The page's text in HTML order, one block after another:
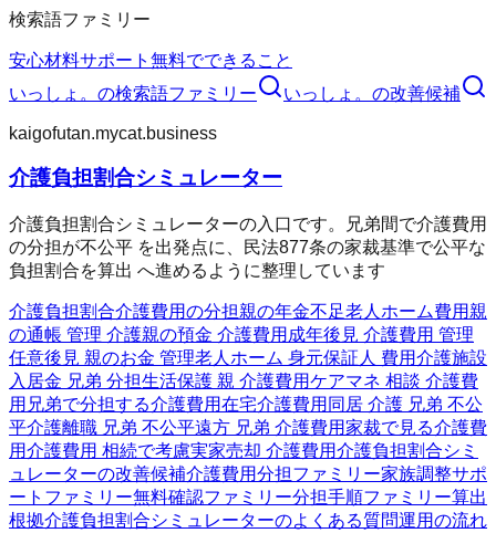
検索語ファミリー
安心材料サポート 無料でできること
いっしょ。 の検索語ファミリー いっしょ。 の改善候補
kaigofutan.mycat.business
介護負担割合シミュレーター
介護負担割合シミュレーターの入口です。兄弟間で介護費用
の分担が不公平 を出発点に、民法877条の家裁基準で公平な
負担割合を算出 へ進めるように整理しています
介護負担割合介護費用の分担親の年金不足老人ホーム費用 親
の通帳 管理 介護親の預金 介護費用 成年後見 介護費用 管理
任意後見 親のお金 管理老人ホーム 身元保証人 費用介護施設
入居金 兄弟 分担生活保護 親 介護費用ケアマネ 相談 介護費
用 兄弟で分担する介護費用在宅介護費用 同居 介護 兄弟 不公
平介護離職 兄弟 不公平遠方 兄弟 介護費用家裁で見る介護費
用介護費用 相続で考慮実家売却 介護費用介護負担割合シミ
ュレーターの改善候補介護費用分担ファミリー家族調整サポ
ートファミリー無料確認ファミリー分担手順ファミリー算出
根拠介護負担割合シミュレーターのよくある質問運用の流れ